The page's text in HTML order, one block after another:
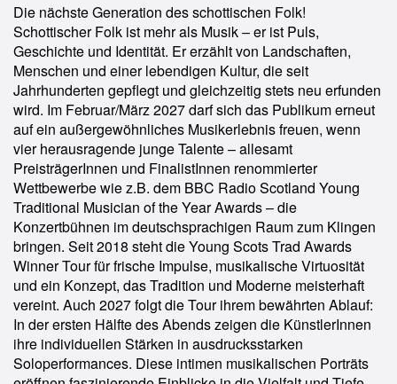
Die nächste Generation des schottischen Folk!
Schottischer Folk ist mehr als Musik – er ist Puls,
Geschichte und Identität. Er erzählt von Landschaften,
Menschen und einer lebendigen Kultur, die seit
Jahrhunderten gepflegt und gleichzeitig stets neu erfunden
wird. Im Februar/März 2027 darf sich das Publikum erneut
auf ein außergewöhnliches Musikerlebnis freuen, wenn
vier herausragende junge Talente – allesamt
PreisträgerInnen und FinalistInnen renommierter
Wettbewerbe wie z.B. dem BBC Radio Scotland Young
Traditional Musician of the Year Awards – die
Konzertbühnen im deutschsprachigen Raum zum Klingen
bringen. Seit 2018 steht die Young Scots Trad Awards
Winner Tour für frische Impulse, musikalische Virtuosität
und ein Konzept, das Tradition und Moderne meisterhaft
vereint. Auch 2027 folgt die Tour ihrem bewährten Ablauf:
In der ersten Hälfte des Abends zeigen die KünstlerInnen
ihre individuellen Stärken in ausdrucksstarken
Soloperformances. Diese intimen musikalischen Porträts